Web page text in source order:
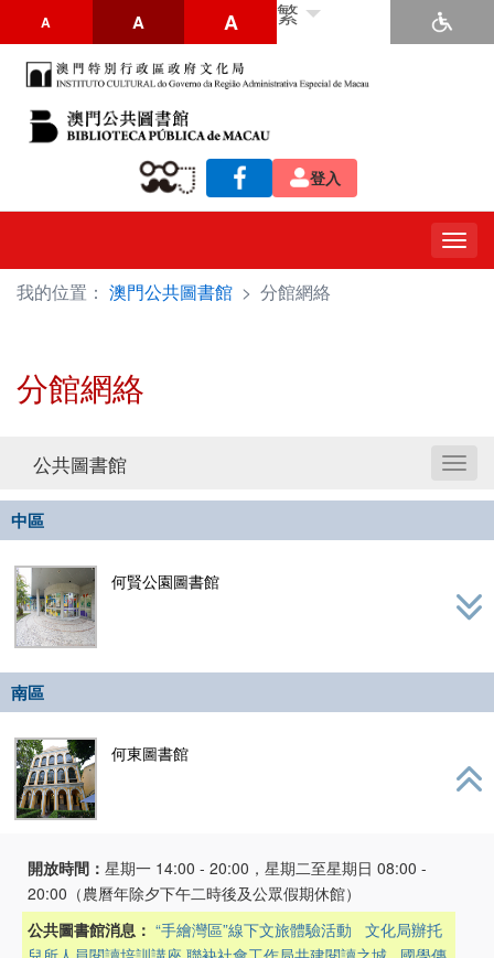
A A A 繁
登入
我的位置： 澳門公共圖書館 > 分館網絡
分館網絡
公共圖書館
中區
何賢公園圖書館
南區
何東圖書館
開放時間： 星期一 14:00 - 20:00，星期二至星期日 08:00 -
20:00（農曆年除夕下午二時後及公眾假期休館）
公共圖書館消息： “手繪灣區”線下文旅體驗活動
文化局辦托